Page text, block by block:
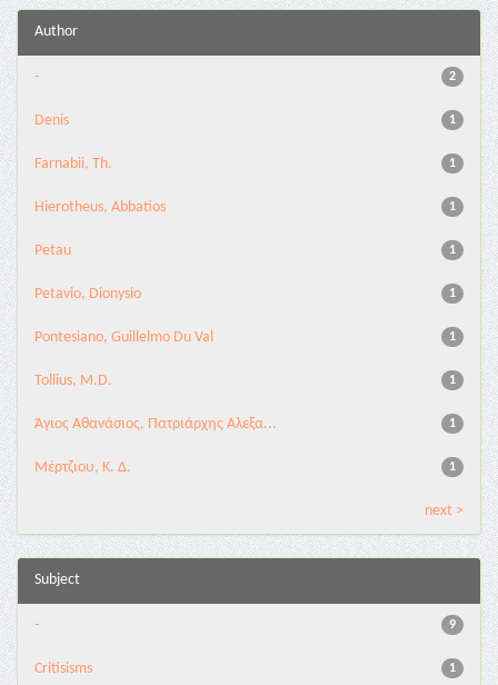
Author
2
-
1
Denis
1
Farnabii, Th.
1
Hierotheus, Abbatios
1
Petau
1
Petavio, Dionysio
1
Pontesiano, Guillelmo Du Val
1
Tollius, M.D.
1
Άγιος Αθανάσιος, Πατριάρχης Αλεξα...
1
Μέρτζιου, Κ. Δ.
next >
Subject
9
-
1
Critisisms